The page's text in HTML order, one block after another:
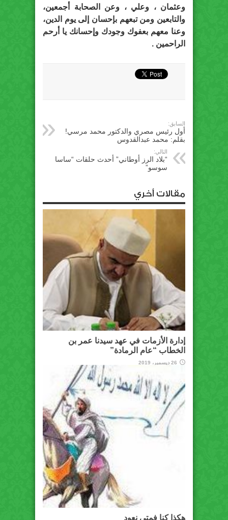
وعثمان ، وعلي ، وعن الصحابة أجمعين،
والتابعين ومن تبعهم بإحسان إلى يوم الدين،
وعنا معهم بعفوك وجودك وإحسانك يا أرحم
الراحمين .
السابق:
أول رئيس مصري والدكتور محمد مرسي!
بقلم: محمد عبدالقدوس
التالي:
“بلاد الرز أوطاني” أحدث حلقات “ساسا
سوسو”
مقالات أخري
إدارة الأزمات في عهد سيدنا عمر بن
الخطاب “عام الرمادة”
26 ديسمبر، 2019
هكذا كنا فمتى نعود